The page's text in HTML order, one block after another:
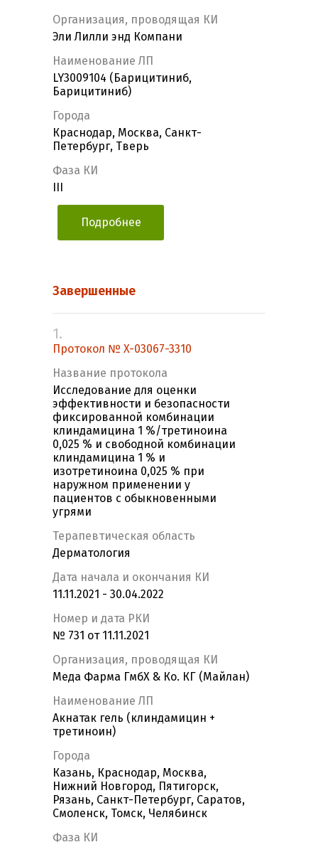
Организация, проводящая КИ
Эли Лилли энд Компани
Наименование ЛП
LY3009104 (Барицитиниб,
Барицитиниб)
Города
Краснодар, Москва, Санкт-
Петербург, Тверь
Фаза КИ
Подробнее
Завершенные
1.
Протокол № X-03067-3310
Название протокола
Исследование для оценки
эффективности и безопасности
фиксированной комбинации
клиндамицина 1 %/третиноина
0,025 % и свободной комбинации
клиндамицина 1 % и
изотретиноина 0,025 % при
наружном применении у
пациентов с обыкновенными
угрями
Терапевтическая область
Дерматология
Дата начала и окончания КИ
11.11.2021 - 30.04.2022
Номер и дата РКИ
№ 731 от 11.11.2021
Организация, проводящая КИ
Меда Фарма ГмбХ & Ко. КГ (Майлан)
Наименование ЛП
Акнатак гель (клиндамицин +
третиноин)
Города
Казань, Краснодар, Москва,
Нижний Новгород, Пятигорск,
Рязань, Санкт-Петербург, Саратов,
Смоленск, Томск, Челябинск
Фаза КИ